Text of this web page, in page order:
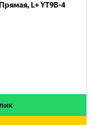
L+ YT9B-4